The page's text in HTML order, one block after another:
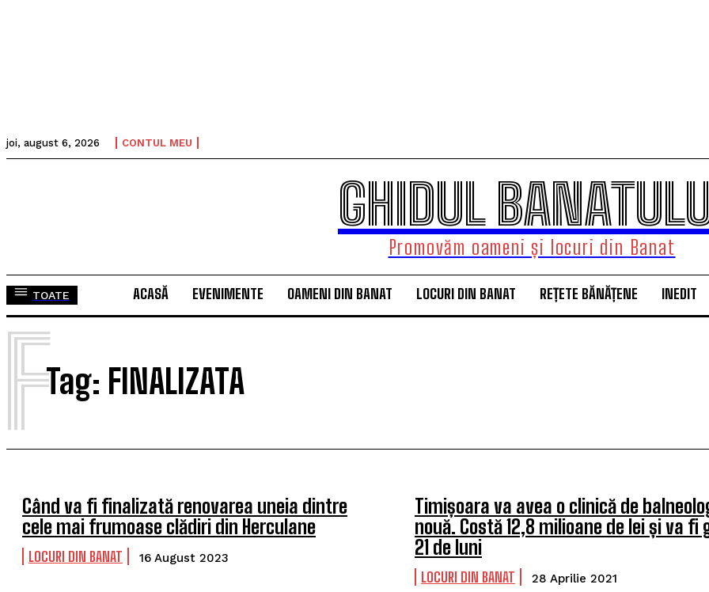
joi, august 6, 2026 CONTUL MEU
GHIDUL
Promovăm oameni și locuri din Banat
TOATE ACASĂ EVENIMENTE OAMENI DIN BANAT LOCURI DIN BANAT REȚETE BĂNĂȚENE INEDIT
Tag: FINALIZATA
F
Când va fi finalizată renovarea uneia dintre
cele mai frumoase clădiri din Herculane
LOCURI DIN BANAT 16 August 2023
Timișoara va avea o clinică de
nouă. Costă 12,8 milioane de lei și va fi
21 de luni
LOCURI DIN BANAT 28 Aprilie 2021